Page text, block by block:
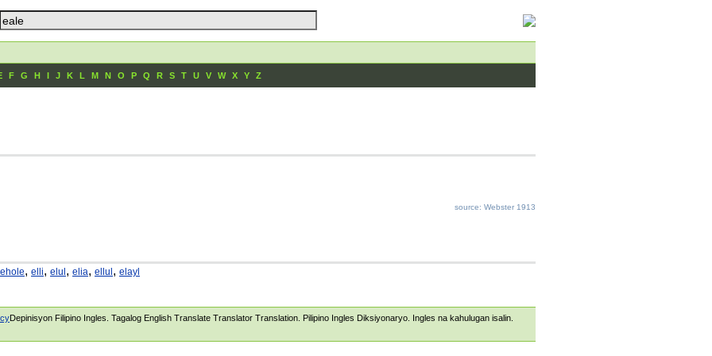
F G H I J K L M N O P Q R S T U V W X Y Z
source: Webster 1913
, elli, elul , elia, ellul , elayl
Depinisyon Filipino Ingles. Tagalog English Translate Translator Translation. Pilipino Ingles Diksiyonaryo. Ingles na kahulugan isalin.